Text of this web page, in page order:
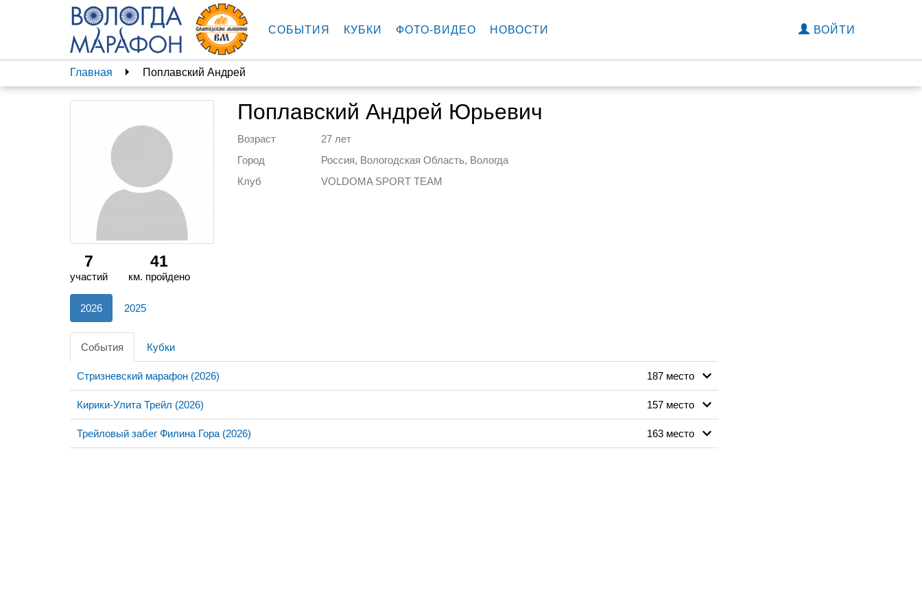
СОБЫТИЯ КУБКИ ФОТО-ВИДЕО НОВОСТИ ВОЙТИ
Главная Поплавский Андрей
Поплавский Андрей Юрьевич
Возраст
27 лет
Город
Россия, Вологодская Область, Вологда
Клуб
VOLDOMA SPORT TEAM
7
участий
41
км. пройдено
2026 2025
События Кубки
Стризневский марафон (2026) 187 место
Кирики-Улита Трейл (2026) 157 место
Трейловый забег Филина Гора (2026) 163 место